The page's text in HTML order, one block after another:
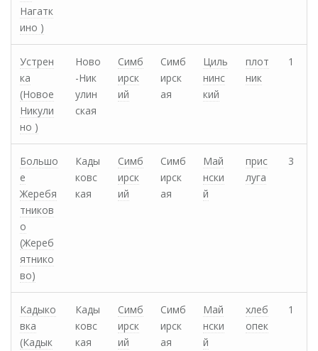
Нагатк
ино )
Устрен
ка
(Новое
Никули
но )
Ново
-Ник
улин
ская
Симб
ирск
ий
Симб
ирск
ая
Циль
нинс
кий
плот
ник
1
Большо
е
Жеребя
тников
о
(Жереб
ятнико
во)
Кады
ковс
кая
Симб
ирск
ий
Симб
ирск
ая
Май
нски
й
прис
луга
3
Кадыко
вка
(Кадык
Кады
ковс
кая
Симб
ирск
ий
Симб
ирск
ая
Май
нски
й
хлеб
опек
1